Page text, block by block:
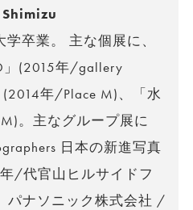
卒業。 主な個展に、
」(2015年/gallery
年/Place M)、「水
。主なグループ展に
日本の新進写真
/代官山ヒルサイドフ
パナソニック株式会社 /